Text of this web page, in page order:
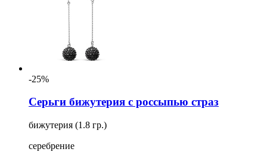
-25%
Серьги бижутерия с россыпью страз
бижутерия (1.8 гр.)
серебрение